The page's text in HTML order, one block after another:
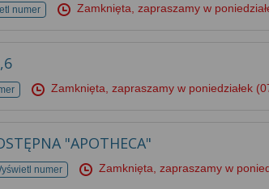
numer Zamknięta, zapraszamy w
Zamknięta, zapraszamy w poniedziałek
"APOTHECA"
numer Zamknięta, zapraszamy w